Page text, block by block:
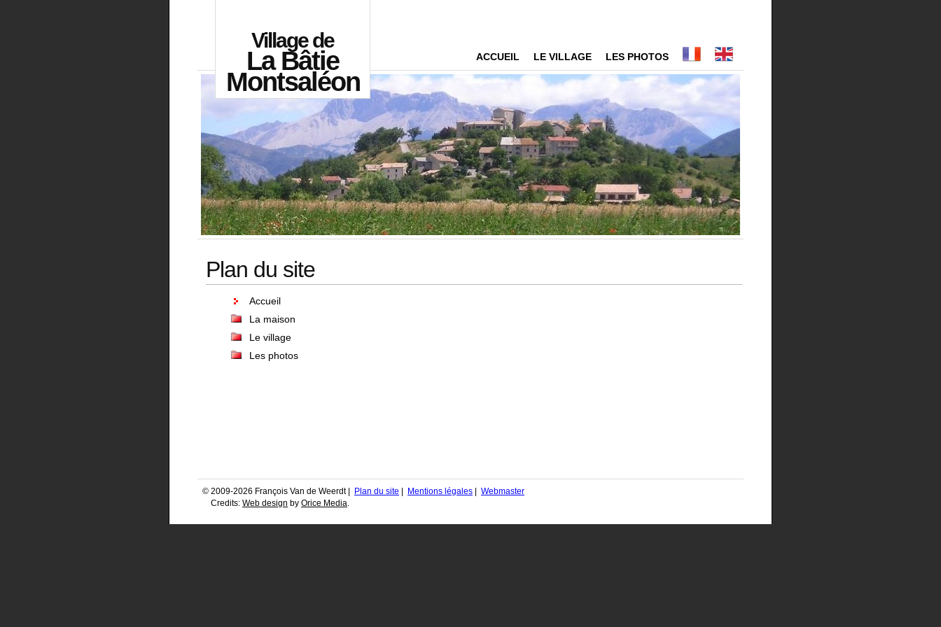
Village de
La Bâtie
Montsaléon
ACCUEIL LE VILLAGE LES PHOTOS
Plan du site
Accueil
La maison
Le village
Les photos
© 2009-2026 François Van de Weerdt | Plan du site Mentions légales
Webmaster
Credits: Web design by Orice Media.